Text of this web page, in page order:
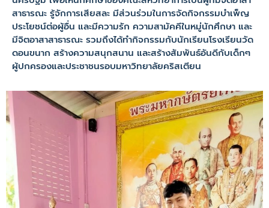
สาธารณะ รู้จักการเสียสละ มีส่วนร่วมในการจัดกิจกรรมบำเพ็ญ
ประโยชน์ต่อผู้อื่น และมีความรัก ความสามัคคีในหมู่นักศึกษา และ
มีจิตอาสาสาธารณะ รวมถึงได้ทำกิจกรรมกับนักเรียนโรงเรียนวัด
ดอนขนาก สร้างความสนุกสนาน และสร้างสัมพันธ์อันดีกับเด็กๆ
ผู้ปกครองและประชาชนรอบมหาวิทยาลัยคริสเตียน